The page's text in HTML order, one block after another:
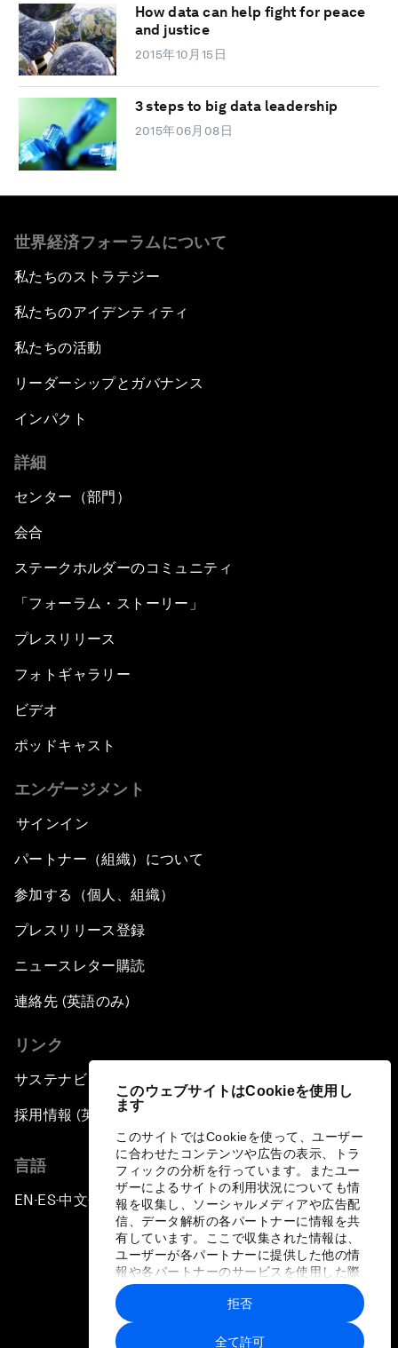
このウェブサイトはCookieを使用し
ます
このサイトではCookieを使って、ユーザー
に合わせたコンテンツや広告の表示、トラ
フィックの分析を行っています。またユー
ザーによるサイトの利用状況についても情
報を収集し、ソーシャルメディアや広告配
信、データ解析の各パートナーに情報を共
有しています。ここで収集された情報は、
ユーザーが各パートナーに提供した他の情
報や各パートナーのサービスを使用した際
に収集された情報と組み合わされ、各パー
トナーによって使用されることがありま
す。
全て許可
拒否
How data can help fight for peace
and justice
2015年10月15日
3 steps to big data leadership
2015年06月08日
世界経済フォーラムについて
私たちのストラテジー
私たちのアイデンティティ
私たちの活動
リーダーシップとガバナンス
インパクト
詳細
センター（部門）
会合
ステークホルダーのコミュニティ
「フォーラム・ストーリー」
プレスリリース
フォトギャラリー
ビデオ
ポッドキャスト
エンゲージメント
サインイン
パートナー（組織）について
参加する（個人、組織）
プレスリリース登録
ニュースレター購読
連絡先 (英語のみ)
リンク
サステナビリティへの取り組み
採用情報 (英語のみ)
言語
EN ▪ES▪中文▪ 日本語
プライバシーポリシーと利用規約